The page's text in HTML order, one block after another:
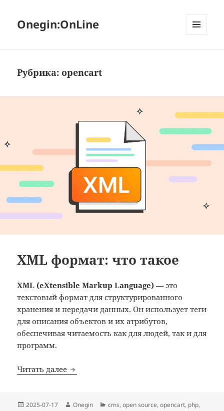
Onegin:OnLine
Рубрика:opencart
XML формат: что такое
XML (eXtensible Markup Language) — это
текстовый формат для структурированного
хранения и передачи данных. Он использует теги
для описания объектов и их атрибутов,
обеспечивая читаемость как для людей, так и для
программ.
Читать далее XML формат: что такое
Опубликовано
2025-07-17 Автор
Onegin Рубрики
cms,open source,opencart, php,